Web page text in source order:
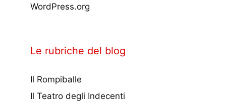
WordPress.org
Le rubriche del blog
Il Rompiballe
Il Teatro degli Indecenti